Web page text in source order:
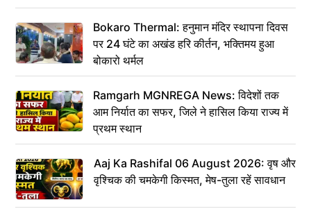
Bokaro Thermal: हनुमान मंदिर स्थापना दिवस
पर 24 घंटे का अखंड हरि कीर्तन, भक्तिमय हुआ
बोकारो थर्मल
Ramgarh MGNREGA News: विदेशों तक
आम निर्यात का सफर, जिले ने हासिल किया राज्य में
प्रथम स्थान
Aaj Ka Rashifal 06 August 2026: वृष और
वृश्चिक की चमकेगी किस्मत, मेष-तुला रहें सावधान